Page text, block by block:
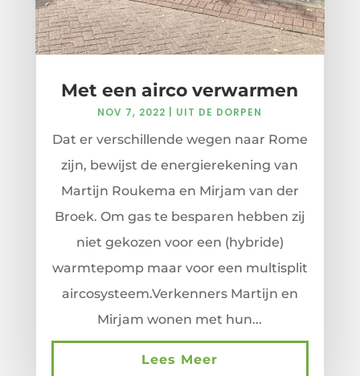
Met een airco verwarmen
NOV 7, 2022 UIT DE DORPEN
Dat er verschillende wegen naar Rome
zijn, bewijst de energierekening van
Martijn Roukema en Mirjam van der
Broek. Om gas te besparen hebben zij
niet gekozen voor een (hybride)
warmtepomp maar voor een multisplit
aircosysteem.Verkenners Martijn en
Mirjam wonen met hun...
Lees Meer